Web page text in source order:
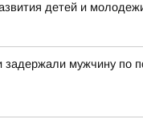
детей и
задержали мужчину по